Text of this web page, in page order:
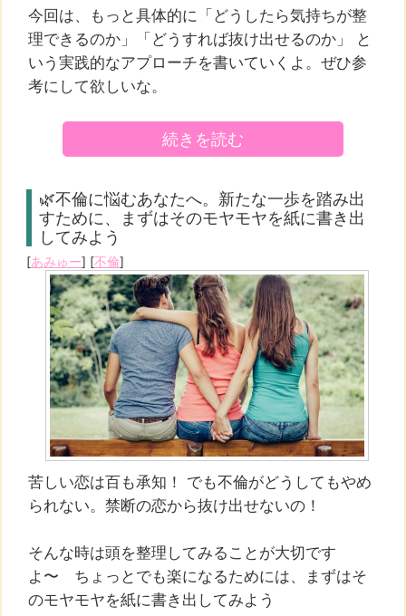
今回は、もっと具体的に「どうしたら気持ちが整
理できるのか」「どうすれば抜け出せるのか」 と
いう実践的なアプローチを書いていくよ。ぜひ参
考にして欲しいな。
続きを読む
🌿不倫に悩むあなたへ。新たな一歩を踏み出
すために、まずはそのモヤモヤを紙に書き出
してみよう
[あみゅー] [不倫]
苦しい恋は百も承知！ でも不倫がどうしてもやめ
られない。禁断の恋から抜け出せないの！
そんな時は頭を整理してみることが大切です
よ〜 ちょっとでも楽になるためには、まずはそ
のモヤモヤを紙に書き出してみよう